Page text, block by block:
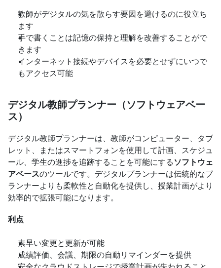
教師がデジタルの気を散らす要因を避けるのに役立ち
ます
手で書くことは記憶の保持と理解を改善することがで
きます
インターネット接続やデバイスを必要とせずにいつで
もアクセス可能
デジタル教師プランナー（ソフトウェアベー
ス）
デジタル教師プランナーは、教師がコンピューター、タブ
レット、またはスマートフォンを使用して計画、スケジュ
ール、学生の進捗を追跡することを可能にする ソフトウェ
アベースのツールです。デジタルプランナーは伝統的なプ
ランナーよりも柔軟性と自動化を提供し、授業計画がより
効率的で拡張可能になります。
利点
素早い変更と更新が可能
成績評価、会議、期限の自動リマインダーを提供